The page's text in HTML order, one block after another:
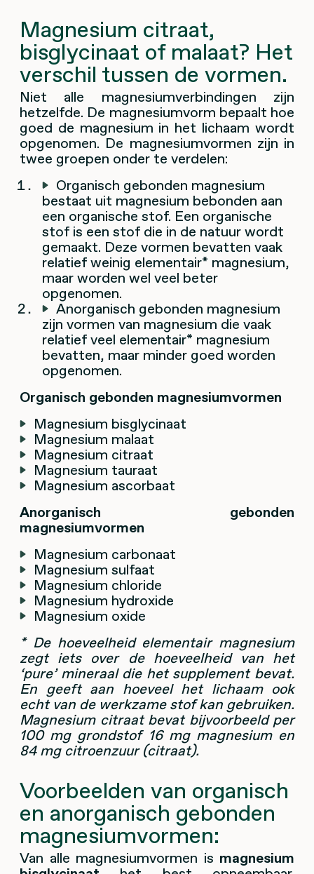
Magnesium citraat,
bisglycinaat of malaat? Het
verschil tussen de vormen.
Niet alle magnesiumverbindingen zijn
hetzelfde. De magnesiumvorm bepaalt hoe
goed de magnesium in het lichaam wordt
opgenomen. De magnesiumvormen zijn in
twee groepen onder te verdelen:
Organisch gebonden magnesium
bestaat uit magnesium bebonden aan
een organische stof. Een organische
stof is een stof die in de natuur wordt
gemaakt. Deze vormen bevatten vaak
relatief weinig elementair* magnesium,
maar worden wel veel beter
opgenomen.
Anorganisch gebonden magnesium
zijn vormen van magnesium die vaak
relatief veel elementair* magnesium
bevatten, maar minder goed worden
opgenomen.
Organisch gebonden magnesiumvormen
Magnesium bisglycinaat
Magnesium malaat
Magnesium citraat
Magnesium tauraat
Magnesium ascorbaat
Anorganisch gebonden
magnesiumvormen
Magnesium carbonaat
Magnesium sulfaat
Magnesium chloride
Magnesium hydroxide
Magnesium oxide
* De hoeveelheid elementair magnesium
zegt iets over de hoeveelheid van het
‘pure’ mineraal die het supplement bevat.
En geeft aan hoeveel het lichaam ook
echt van de werkzame stof kan gebruiken.
Magnesium citraat bevat bijvoorbeeld per
100 mg grondstof 16 mg magnesium en
84 mg citroenzuur (citraat).
Voorbeelden van organisch
en anorganisch gebonden
magnesiumvormen:
Van alle magnesiumvormen is magnesium